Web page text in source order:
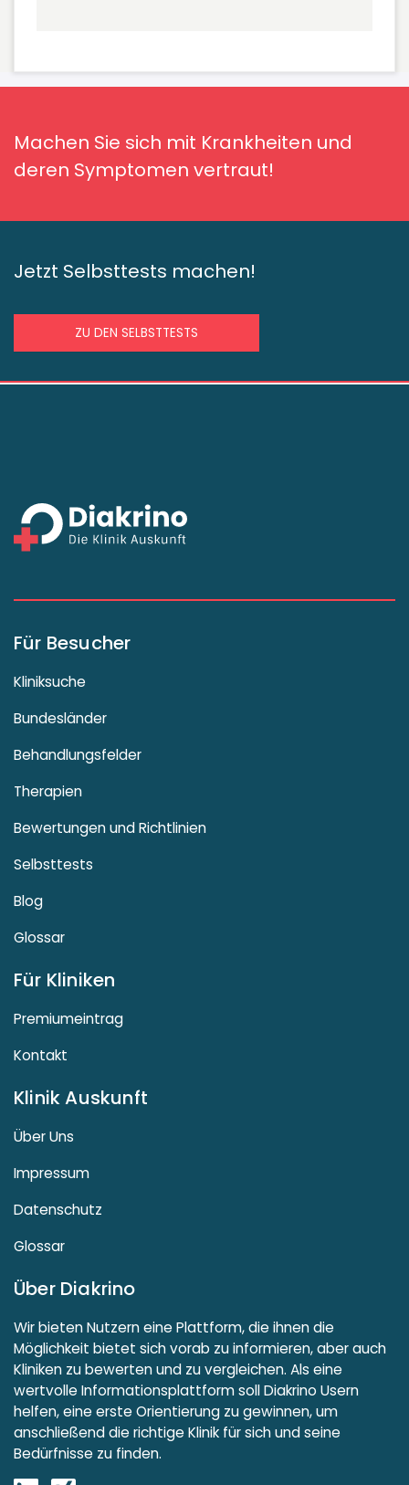
Machen Sie sich mit Krankheiten und
deren Symptomen vertraut!
Jetzt Selbsttests machen!
ZU DEN SELBSTTESTS
Für Besucher
Kliniksuche
Bundesländer
Behandlungsfelder
Therapien
Bewertungen und Richtlinien
Selbsttests
Blog
Glossar
Für Kliniken
Premiumeintrag
Kontakt
Klinik Auskunft
Über Uns
Impressum
Datenschutz
Glossar
Über Diakrino
Wir bieten Nutzern eine Plattform, die ihnen die
Möglichkeit bietet sich vorab zu informieren, aber auch
Kliniken zu bewerten und zu vergleichen. Als eine
wertvolle Informationsplattform soll Diakrino Usern
helfen, eine erste Orientierung zu gewinnen, um
anschließend die richtige Klinik für sich und seine
Bedürfnisse zu finden.